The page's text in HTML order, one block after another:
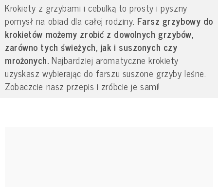
Krokiety z grzybami i cebulką to prosty i pyszny
pomysł na obiad dla całej rodziny. Farsz grzybowy do
krokietów możemy zrobić z dowolnych grzybów,
zarówno tych świeżych, jak i suszonych czy
mrożonych. Najbardziej aromatyczne krokiety
uzyskasz wybierając do farszu suszone grzyby leśne.
Zobaczcie nasz przepis i zróbcie je sami!